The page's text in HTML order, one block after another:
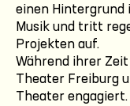
einen Hintergrund
Musik und tritt
Projekten auf.
Während ihrer
Theater Freiburg
Theater